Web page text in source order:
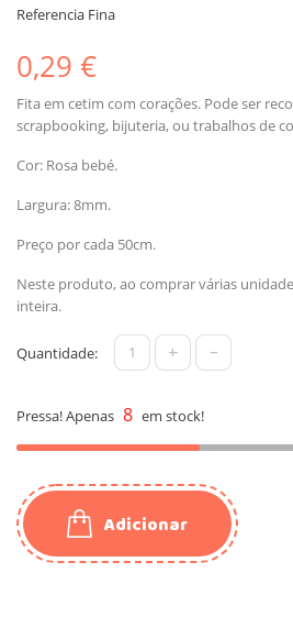
Referencia Fina
0,29 €
Fita em cetim com corações. Pode ser
scrapbooking, bijuteria, ou trabalhos de
Cor: Rosa bebé.
Largura: 8mm.
Preço por cada 50cm.
Neste produto, ao comprar várias
inteira.
Quantidade: + -
Pressa! Apenas 8 em stock!
Adicionar